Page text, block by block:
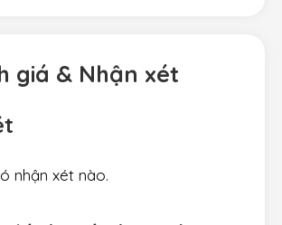
giá & Nhận xét
nhận xét nào.